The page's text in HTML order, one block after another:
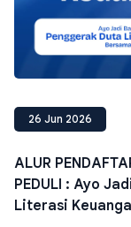
26 Jun 2026
ALUR
PEDULI : Ayo
Literasi